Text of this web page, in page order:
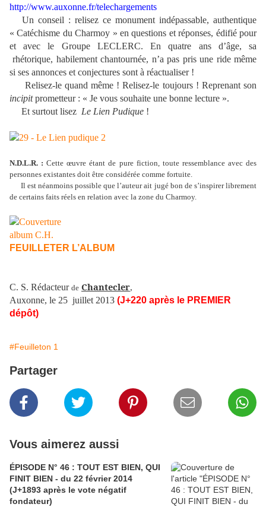
http://www.auxonne.fr/telechargements
Un conseil : relisez ce monument indépassable, authentique
« Catéchisme du Charmoy » en questions et réponses, édifié pour
et avec le Groupe LECLERC. En quatre ans d’âge, sa
rhétorique, habilement chantournée, n’a pas pris une ride même
si ses annonces et conjectures sont à réactualiser !
Relisez-le quand même ! Relisez-le toujours ! Reprenant son
incipitprometteur : « Je vous souhaite une bonne lecture ».
Et surtout lisez Le Lien Pudique !
N.D.L.R. : Cette œuvre étant de pure fiction, toute ressemblance avec des
personnes existantes doit être considérée comme fortuite.
Il est néanmoins possible que l’auteur ait jugé bon de s’inspirer librement
de certains faits réels en relation avec la zone du Charmoy.
FEUILLETER L’ALBUM
C. S. Rédacteur de Chantecler,
Auxonne, le 25 juillet 2013 (J+220 après le PREMIER
dépôt)
#Feuilleton 1
Partager
Vous aimerez aussi
ÉPISODE N° 46 : TOUT EST BIEN, QUI
FINIT BIEN - du 22 février 2014
(J+1893 après le vote négatif
fondateur)